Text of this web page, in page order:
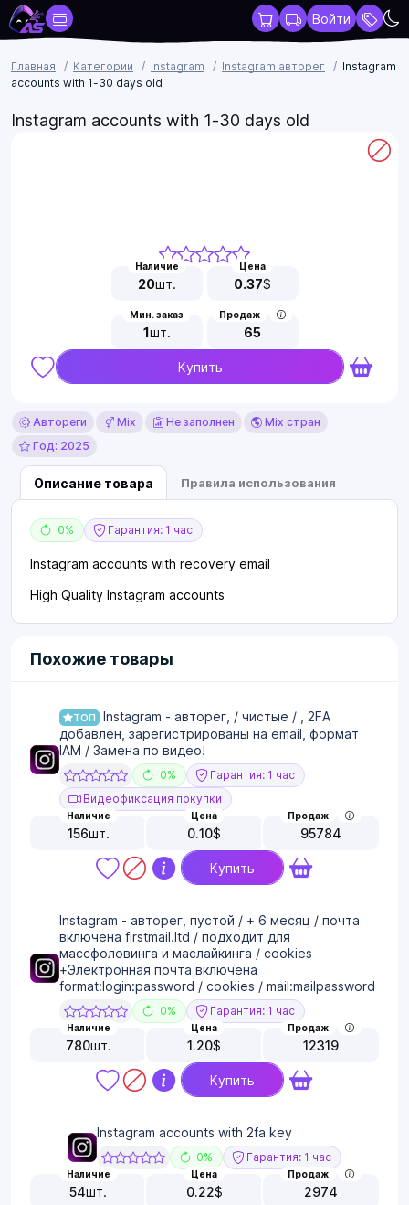
Войти
Главная Категории Instagram Instagram авторег
Instagram
accounts with 1-30 days old
Instagram accounts with 1-30 days old
Наличие
20шт.
Цена
0.37$
Мин. заказ
1шт.
Продаж
65
Купить
Автореги Mix Не заполнен
Mix стран
Год: 2025
Описание товара Правила использования
0% Гарантия: 1 час
Instagram accounts with recovery email
High Quality Instagram accounts
Похожие товары
ТОП
Instagram - авторег, / чистые / , 2FA
добавлен, зарегистрированы на email, формат
IAM / Замена по видео!
0%
Гарантия: 1 час
Видеофиксация покупки
Наличие
156шт.
Цена
0.10$
Продаж
95784
Купить
Instagram - авторег, пустой / + 6 месяц / почта
включена firstmail.ltd / подходит для
массфоловинга и маслайкинга / cookies
+Электронная почта включена
format:login:password / cookies / mail:mailpassword
0% Гарантия: 1 час
Наличие
780шт.
Цена
1.20$
Продаж
12319
Купить
Instagram accounts with 2fa key
0% Гарантия: 1 час
Наличие
54шт.
Цена
0.22$
Продаж
2974